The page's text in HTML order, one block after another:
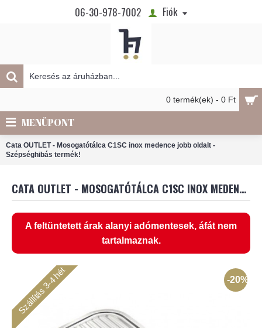
06-30-978-7002 Fiók
0 termék(ek) - 0 Ft
MENÜPONT
Cata OUTLET - Mosogatótálca C1SC inox medence jobb oldalt -
Szépséghibás termék!
CATA OUTLET - MOSOGATÓTÁLCA C1SC INOX MEDENCE JOBB OLDALT - SZÉPSÉGHIBÁS TERMÉK!
A feltüntetett árak alanyi adómentesek, áfát nem
tartalmaznak.
-20%
Szállítás 3-4 hét